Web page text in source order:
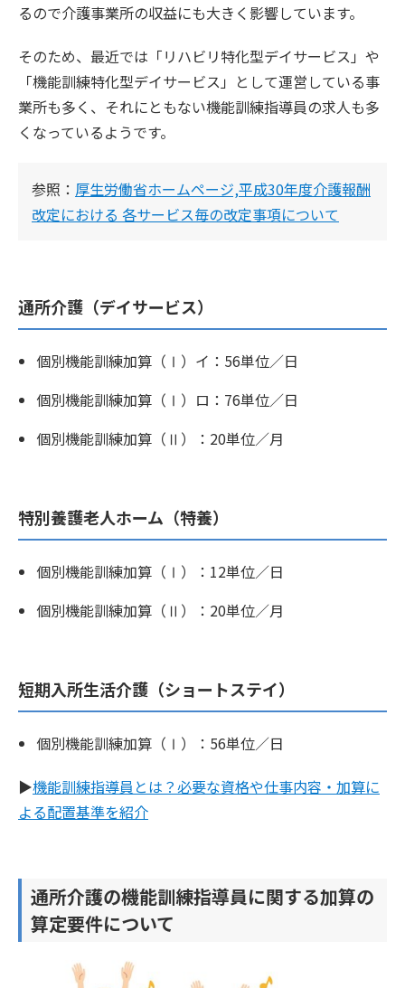
るので介護事業所の収益にも大きく影響しています。
そのため、最近では「リハビリ特化型デイサービス」や
「機能訓練特化型デイサービス」として運営している事
業所も多く、それにともない機能訓練指導員の求人も多
くなっているようです。
参照： 厚生労働省ホームページ,平成30年度介護報酬
改定における 各サービス毎の改定事項について
通所介護（デイサービス）
個別機能訓練加算（Ⅰ）イ：56単位／日
個別機能訓練加算（Ⅰ）ロ：76単位／日
個別機能訓練加算（Ⅱ）：20単位／月
特別養護老人ホーム（特養）
個別機能訓練加算（Ⅰ）：12単位／日
個別機能訓練加算（Ⅱ）：20単位／月
短期入所生活介護（ショートステイ）
個別機能訓練加算（Ⅰ）：56単位／日
▶︎機能訓練指導員とは？必要な資格や仕事内容・加算に
よる配置基準を紹介
通所介護の機能訓練指導員に関する加算の
算定要件について